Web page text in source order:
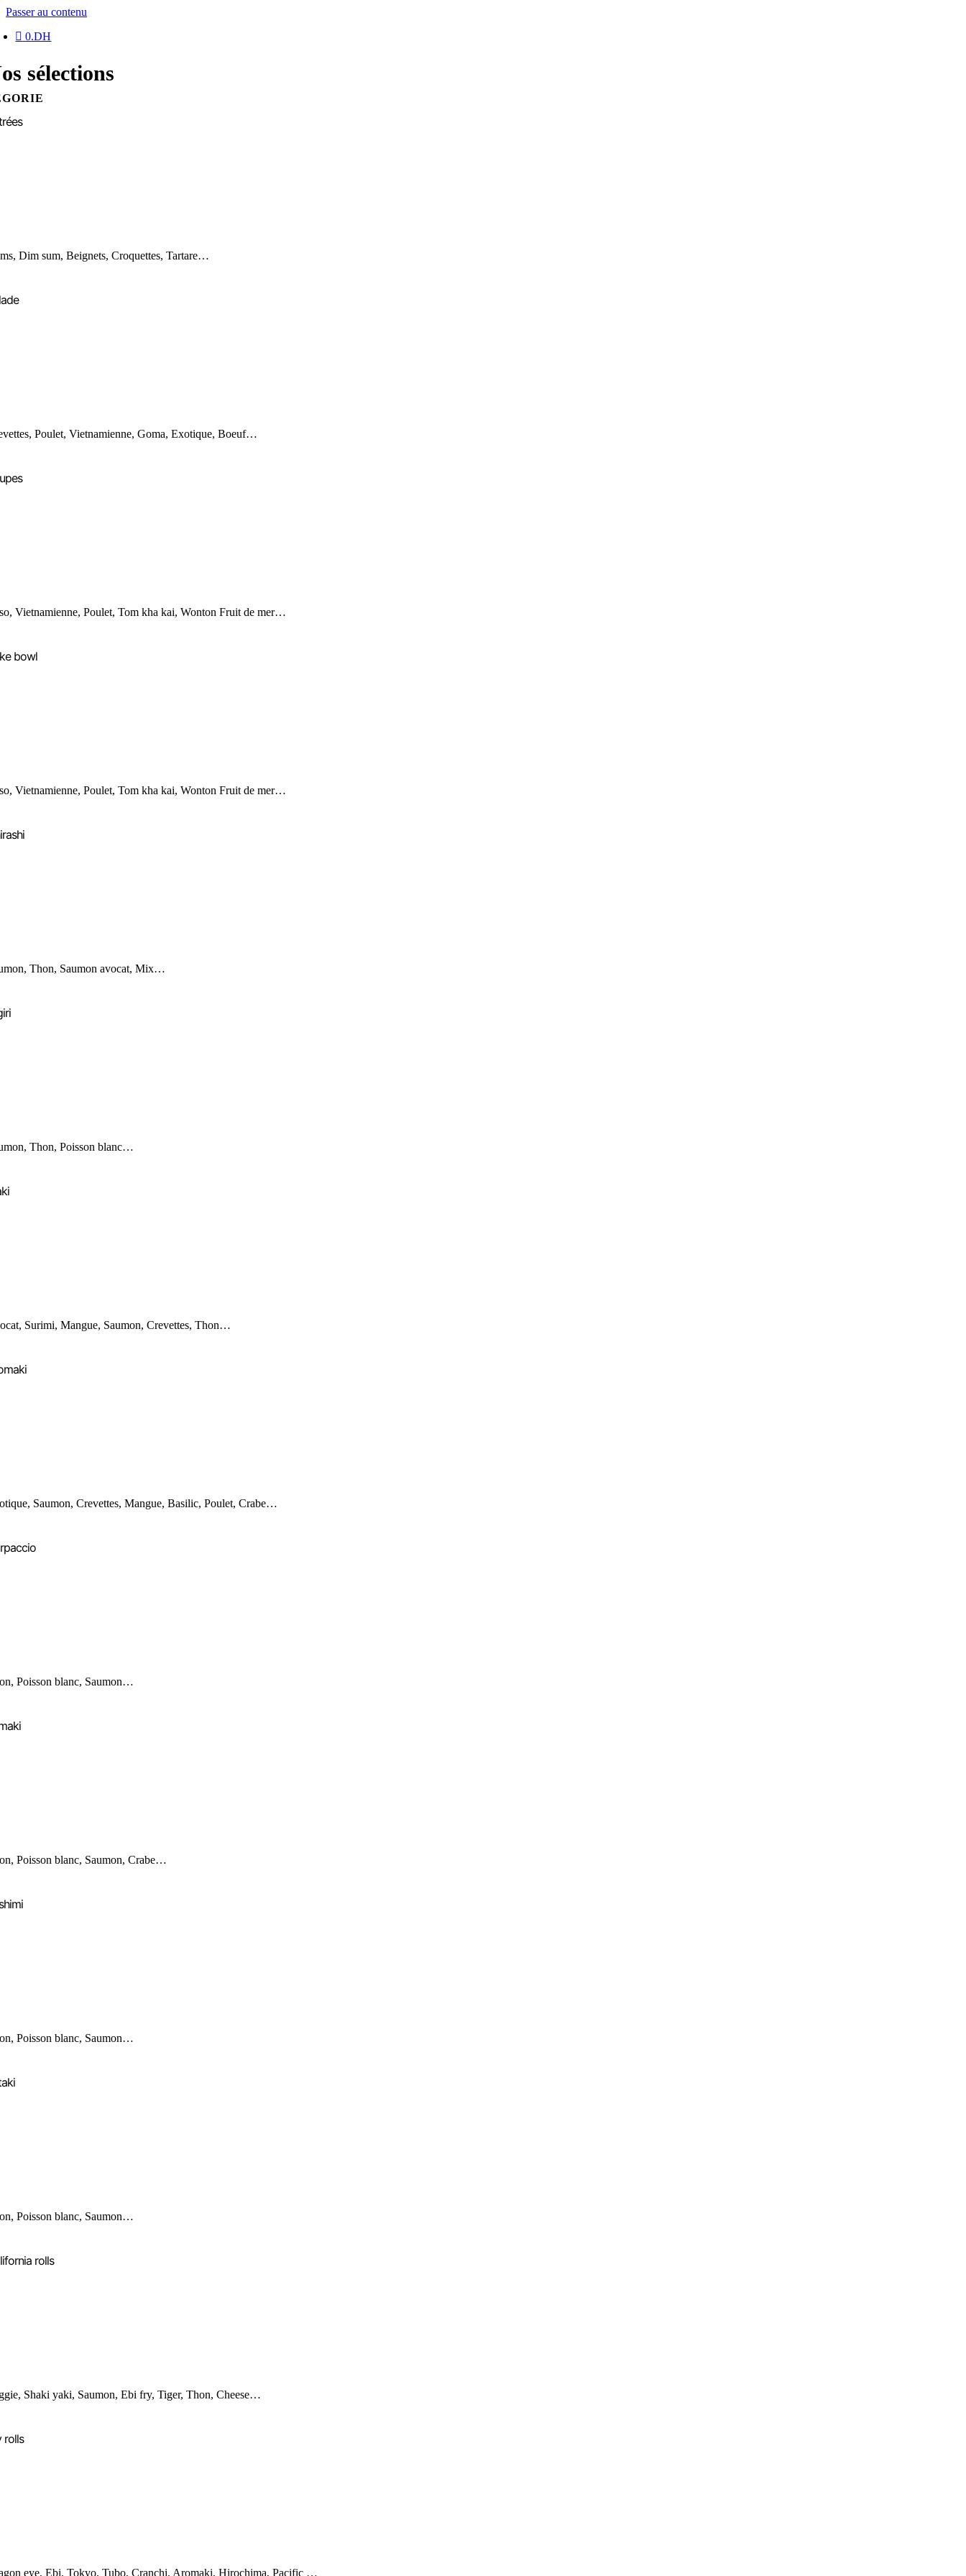
Passer au contenu
0.DH
sélections
Dim sum, Beignets, Croquettes, Tartare…
Poulet, Vietnamienne, Goma, Exotique, Boeuf…
Vietnamienne, Poulet, Tom kha kai, Wonton Fruit de mer…
bowl
Vietnamienne, Poulet, Tom kha kai, Wonton Fruit de mer…
Thon, Saumon avocat, Mix…
Thon, Poisson blanc…
Surimi, Mangue, Saumon, Crevettes, Thon…
Saumon, Crevettes, Mangue, Basilic, Poulet, Crabe…
Poisson blanc, Saumon…
Poisson blanc, Saumon, Crabe…
Poisson blanc, Saumon…
Poisson blanc, Saumon…
rolls
Shaki yaki, Saumon, Ebi fry, Tiger, Thon, Cheese…
rolls
eye, Ebi, Tokyo, Tubo, Cranchi, Aromaki, Hirochima, Pacific …